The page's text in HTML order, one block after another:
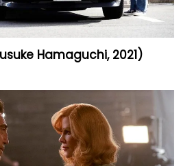
Hamaguchi, 2021)